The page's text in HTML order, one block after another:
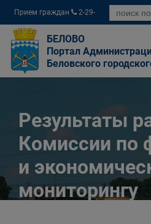
Прием граждан
2-29-
04
БЕЛОВО
Портал
Беловского
Результаты
Комиссии по
и
мониторингу